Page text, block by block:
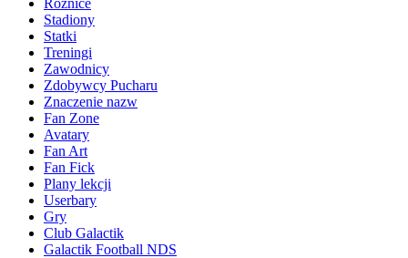
Różnice
Stadiony
Statki
Treningi
Zawodnicy
Zdobywcy Pucharu
Znaczenie nazw
Fan Zone
Avatary
Fan Art
Fan Fick
Plany lekcji
Userbary
Gry
Club Galactik
Galactik Football NDS